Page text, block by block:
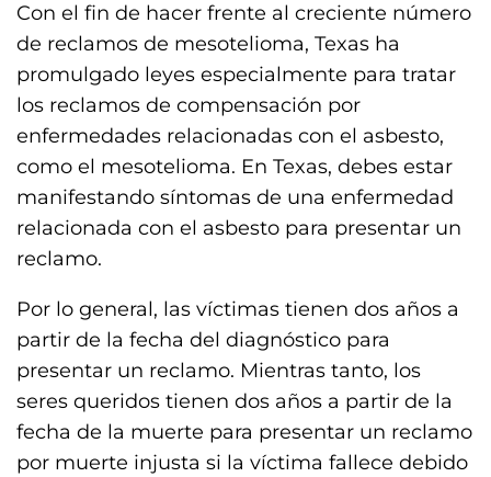
Con el fin de hacer frente al creciente número
de reclamos de mesotelioma, Texas ha
promulgado leyes especialmente para tratar
los reclamos de compensación por
enfermedades relacionadas con el asbesto,
como el mesotelioma. En Texas, debes estar
manifestando síntomas de una enfermedad
relacionada con el asbesto para presentar un
reclamo.
Por lo general, las víctimas tienen dos años a
partir de la fecha del diagnóstico para
presentar un reclamo. Mientras tanto, los
seres queridos tienen dos años a partir de la
fecha de la muerte para presentar un reclamo
por muerte injusta si la víctima fallece debido